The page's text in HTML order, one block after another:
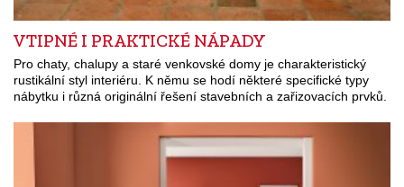
VTIPNÉ I PRAKTICKÉ NÁPADY
Pro chaty, chalupy a staré venkovské domy je charakteristický
rustikální styl interiéru. K němu se hodí některé specifické typy
nábytku i různá originální řešení stavebních a zařizovacích prvků.